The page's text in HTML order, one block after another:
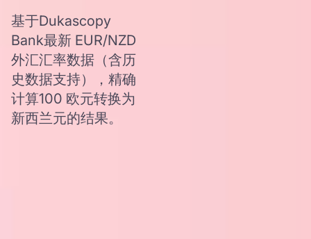
基于Dukascopy
Bank最新 EUR/NZD
外汇汇率数据（含历
史数据支持），精确
计算100 欧元转换为
新西兰元的结果。